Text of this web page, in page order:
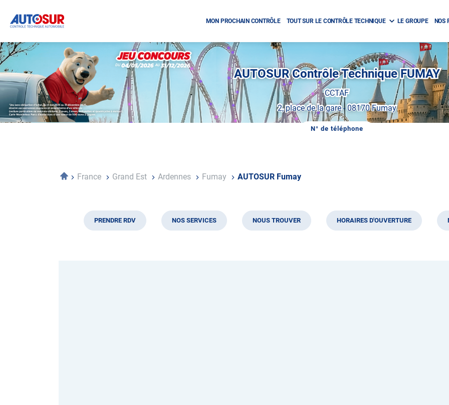
MON PROCHAIN CONTRÔLE TOUT SUR LE CONTRÔLE TECHNIQUE LE GROUPE NOS
Opération
spéciale
Mai
-
Décembre
2026
Locations
AUTOSUR Contrôle Technique FUMAY
CCTAF
2, place de la gare-08170 Fumay
N° de téléphone
AFFICHER
AccueilFrance Grand Est Ardennes Fumay AUTOSUR Fumay
PRENDRE RDV NOS SERVICES NOUS TROUVER HORAIRES D'OUVERTURE